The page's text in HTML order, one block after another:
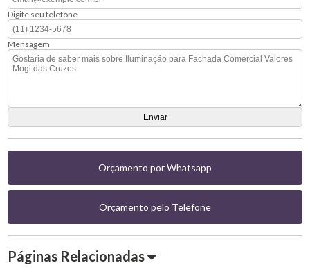
Digite seu telefone
Mensagem
Orçamento por Whatsapp
Orçamento pelo Telefone
Páginas Relacionadas